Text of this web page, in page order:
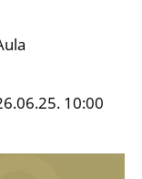
10:00